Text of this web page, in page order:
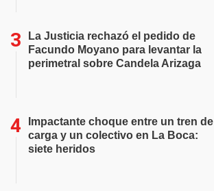
La Justicia rechazó el pedido de
Facundo Moyano para levantar la
perimetral sobre Candela Arizaga
Impactante choque entre un tren de
carga y un colectivo en La Boca:
siete heridos